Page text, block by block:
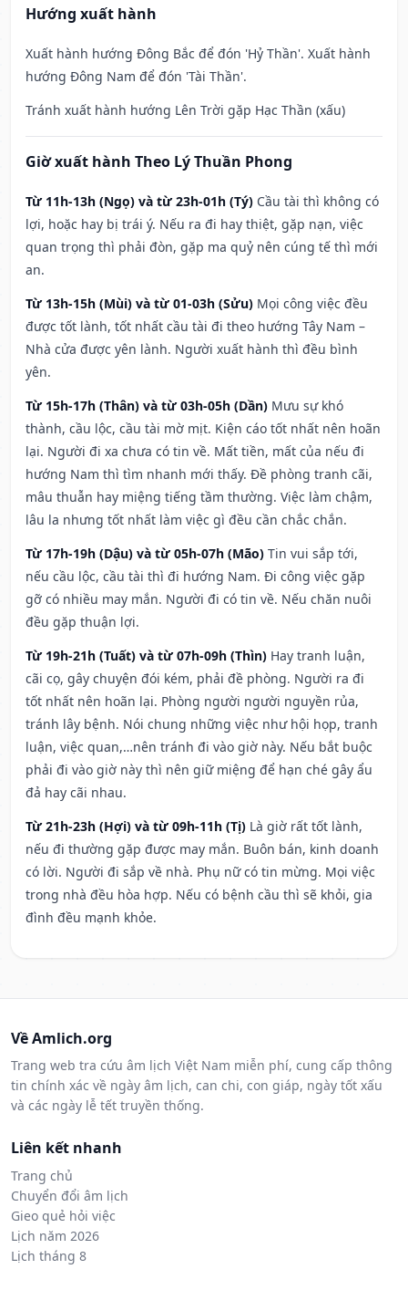
Hướng xuất hành
Xuất hành hướng Đông Bắc để đón 'Hỷ Thần'. Xuất hành
hướng Đông Nam để đón 'Tài Thần'.
Tránh xuất hành hướng Lên Trời gặp Hạc Thần (xấu)
Giờ xuất hành Theo Lý Thuần Phong
Từ 11h-13h (Ngọ) và từ 23h-01h (Tý) Cầu tài thì không có
lợi, hoặc hay bị trái ý. Nếu ra đi hay thiệt, gặp nạn, việc
quan trọng thì phải đòn, gặp ma quỷ nên cúng tế thì mới
an.
Từ 13h-15h (Mùi) và từ 01-03h (Sửu) Mọi công việc đều
được tốt lành, tốt nhất cầu tài đi theo hướng Tây Nam –
Nhà cửa được yên lành. Người xuất hành thì đều bình
yên.
Từ 15h-17h (Thân) và từ 03h-05h (Dần) Mưu sự khó
thành, cầu lộc, cầu tài mờ mịt. Kiện cáo tốt nhất nên hoãn
lại. Người đi xa chưa có tin về. Mất tiền, mất của nếu đi
hướng Nam thì tìm nhanh mới thấy. Đề phòng tranh cãi,
mâu thuẫn hay miệng tiếng tầm thường. Việc làm chậm,
lâu la nhưng tốt nhất làm việc gì đều cần chắc chắn.
Từ 17h-19h (Dậu) và từ 05h-07h (Mão) Tin vui sắp tới,
nếu cầu lộc, cầu tài thì đi hướng Nam. Đi công việc gặp
gỡ có nhiều may mắn. Người đi có tin về. Nếu chăn nuôi
đều gặp thuận lợi.
Từ 19h-21h (Tuất) và từ 07h-09h (Thìn) Hay tranh luận,
cãi cọ, gây chuyện đói kém, phải đề phòng. Người ra đi
tốt nhất nên hoãn lại. Phòng người người nguyền rủa,
tránh lây bệnh. Nói chung những việc như hội họp, tranh
luận, việc quan,…nên tránh đi vào giờ này. Nếu bắt buộc
phải đi vào giờ này thì nên giữ miệng để hạn ché gây ẩu
đả hay cãi nhau.
Từ 21h-23h (Hợi) và từ 09h-11h (Tị) Là giờ rất tốt lành,
nếu đi thường gặp được may mắn. Buôn bán, kinh doanh
có lời. Người đi sắp về nhà. Phụ nữ có tin mừng. Mọi việc
trong nhà đều hòa hợp. Nếu có bệnh cầu thì sẽ khỏi, gia
đình đều mạnh khỏe.
Về Amlich.org
Trang web tra cứu âm lịch Việt Nam miễn phí, cung cấp thông
tin chính xác về ngày âm lịch, can chi, con giáp, ngày tốt xấu
và các ngày lễ tết truyền thống.
Liên kết nhanh
Trang chủ
Chuyển đổi âm lịch
Gieo quẻ hỏi việc
Lịch năm 2026
Lịch tháng 8